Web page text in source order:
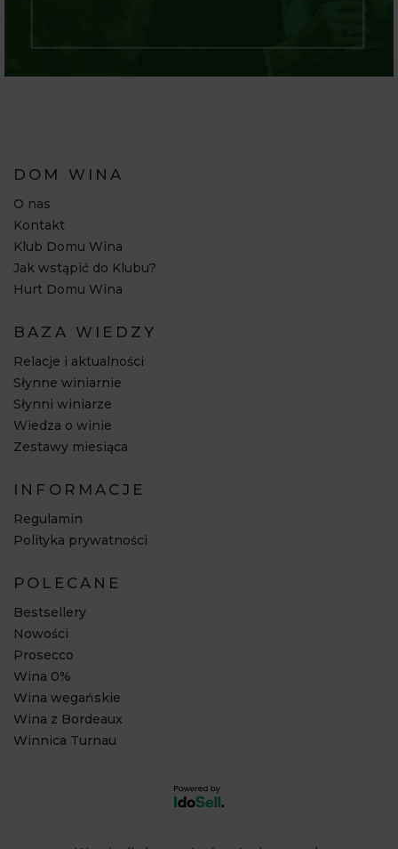
DOM WINA
O nas
Kontakt
Klub Domu Wina
Jak wstąpić do Klubu?
Hurt Domu Wina
BAZA WIEDZY
Relacje i aktualności
Słynne winiarnie
Słynni winiarze
Wiedza o winie
Zestawy miesiąca
INFORMACJE
Regulamin
Polityka prywatności
POLECANE
Bestsellery
Nowości
Prosecco
Wina 0%
Wina wegańskie
Wina z Bordeaux
Winnica Turnau